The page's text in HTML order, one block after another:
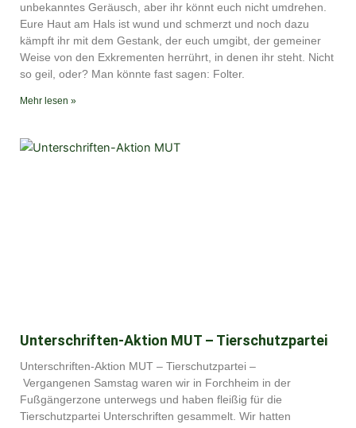
RSS FEED
unbekanntes Geräusch, aber ihr könnt euch nicht umdrehen.
Eure Haut am Hals ist wund und schmerzt und noch dazu
kämpft ihr mit dem Gestank, der euch umgibt, der gemeiner
Weise von den Exkrementen herrührt, in denen ihr steht. Nicht
so geil, oder? Man könnte fast sagen: Folter.
Mehr lesen »
Unterschriften-Aktion MUT – Tierschutzpartei
Unterschriften-Aktion MUT – Tierschutzpartei –
Vergangenen Samstag waren wir in Forchheim in der
Fußgängerzone unterwegs und haben fleißig für die
Tierschutzpartei Unterschriften gesammelt. Wir hatten